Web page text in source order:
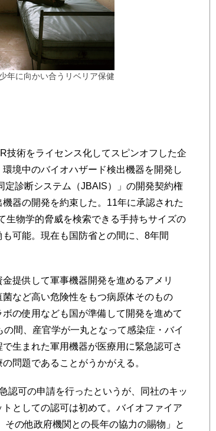
年に向かい合うリベリア保健
術をライセンス化してスピンオフした企
境中のバイオハザード検出機器を開発し
診断システム（JBAIS）」の開発契約権
器の開発を約束した。11年に承認された
生物学的脅威を検索できる手持ちサイズの
可能。現在も国防省との間に、8年間
提供して軍事機器開発を進めるアメリ
など高い危険性をもつ病原体そのもの
の使用なども国が準備して開発を進めて
間、産官学が一丸となって感染症・バイ
生まれた軍用機器が医療用に緊急認可さ
問題であることがうかがえる。
可の申請を行ったというが、同社のキッ
としての認可は初めて。バイオファイア
の他政府機関との長年の協力の賜物」と